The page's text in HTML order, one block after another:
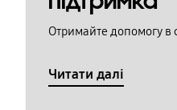
Отримайте допомогу в
Читати далі